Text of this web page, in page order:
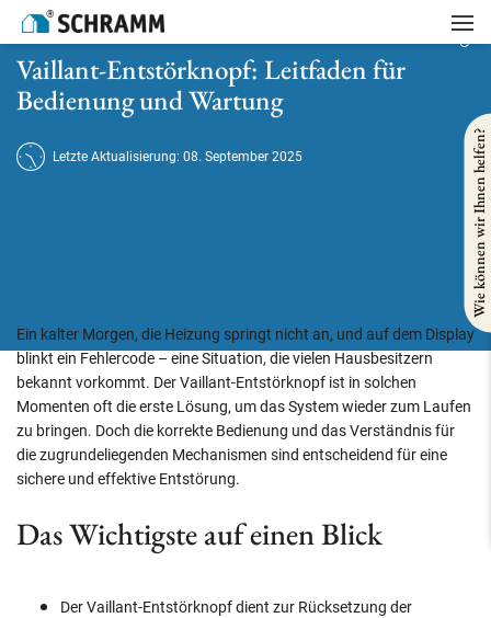
Startseite
Vaillant-Entstörknopf: Leitfaden für Bedienung und Wartung
Vaillant-Entstörknopf: Leitfaden für
Bedienung und Wartung
Letzte Aktualisierung: 08. September 2025
Ein kalter Morgen, die Heizung springt nicht an, und auf dem Display
blinkt ein Fehlercode – eine Situation, die vielen Hausbesitzern
bekannt vorkommt. Der Vaillant-Entstörknopf ist in solchen
Momenten oft die erste Lösung, um das System wieder zum Laufen
zu bringen. Doch die korrekte Bedienung und das Verständnis für
die zugrundeliegenden Mechanismen sind entscheidend für eine
sichere und effektive Entstörung.
Das Wichtigste auf einen Blick
Der Vaillant-Entstörknopf dient zur Rücksetzung der
Wie können wir Ihnen helfen?